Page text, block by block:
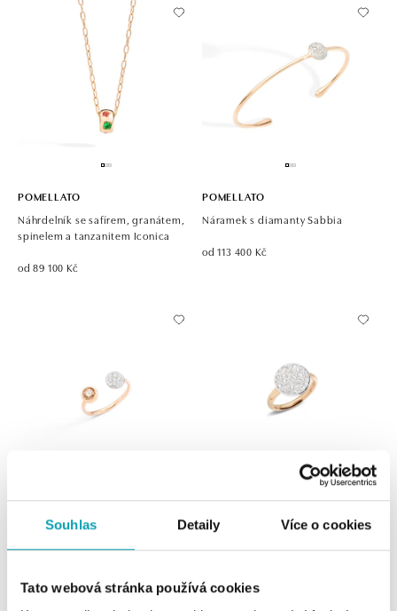
Souhlas Detaily Více o cookies
Tato webová stránka používá cookies
POMELLATO
Náhrdelník se safírem, granátem,
spinelem a tanzanitem Iconica
od 89 100 Kč
POMELLATO
Náramek s diamanty Sabbia
od 113 400 Kč
POMELLATO
Prsten s diamanty Sabbia
POMELLATO
Prsten s diamanty Sabbia